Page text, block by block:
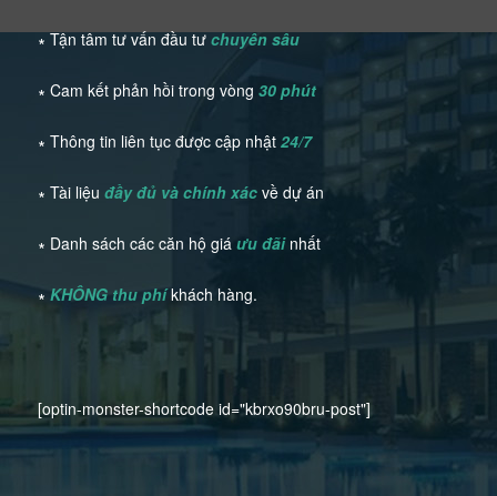
∗ Tận tâm tư vấn đầu tưchuyên sâu
∗ Cam kết phản hồi trong vòng 30 phút
∗ Thông tin liên tục được cập nhật 24/7
∗ Tài liệu đầy đủ và chính xácvề dự án
∗ Danh sách các căn hộ giá ưu đãinhất
∗ KHÔNG thu phíkhách hàng.
[optin-monster-shortcode id="kbrxo90bru-post"]